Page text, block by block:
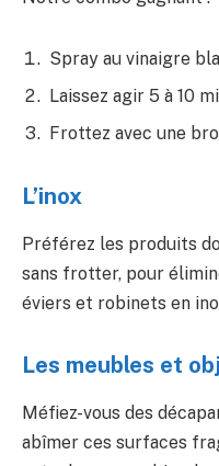
Spray au vinaigre
Laissez agir 5 à 10
Frottez avec une
L’inox
Préférez les produits
sans frotter, pour
éviers et robinets en
Les meubles et
Méfiez-vous des
abîmer ces surfaces